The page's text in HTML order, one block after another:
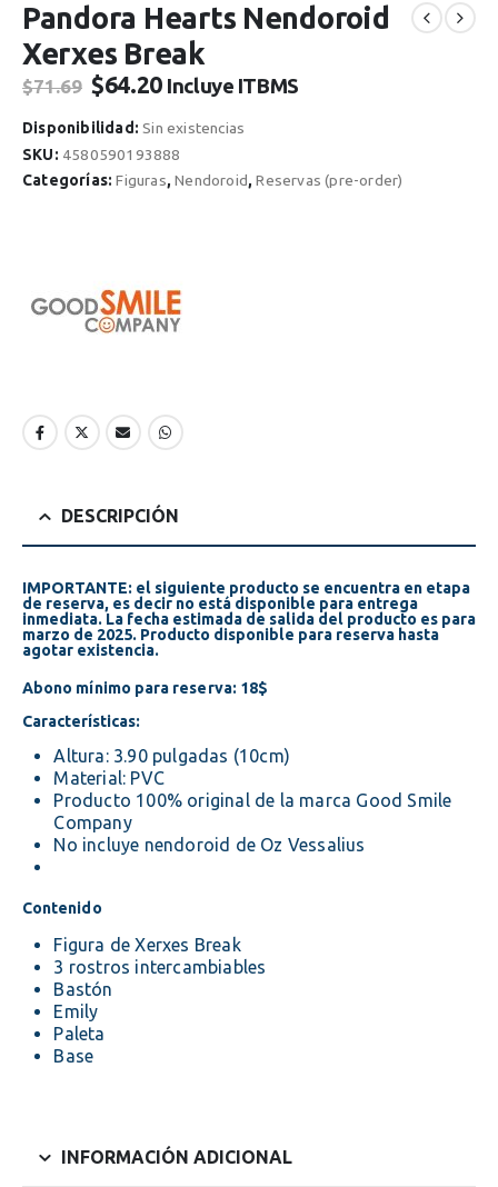
Pandora Hearts Nendoroid
Xerxes Break
$71.69 El
original
era:
$71.69.
$64.20El
actual
es:
$64.20.
Incluye ITBMS
Disponibilidad:Sin existencias
SKU: 4580590193888
Categorías:Figuras,Nendoroid,Reservas (pre-order)
DESCRIPCIÓN
IMPORTANTE: el siguiente producto se encuentra en etapa
de reserva, es decir no está disponible para entrega
inmediata. La fecha estimada de salida del producto es para
marzo de 2025. Producto disponible para reserva hasta
agotar existencia.
Abono mínimo para reserva: 18$
Características:
Altura: 3.90 pulgadas (10cm)
Material: PVC
Producto 100% original de la marca Good Smile
Company
No incluye nendoroid de Oz Vessalius
Contenido
Figura de Xerxes Break
3 rostros intercambiables
Bastón
Emily
Paleta
Base
INFORMACIÓN ADICIONAL